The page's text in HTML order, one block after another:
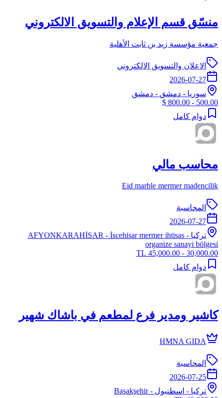
منسّق قسم الإعلام والتسويق الالكتروني
جمعية مؤسسة زيد بن ثابت الأهلية
الاعلان والتسويق الالكتروني
2026-07-27
سوريا - دمشق - دمشق
500.00 - 800.00 $
دوام كامل
محاسب مالي
Eid marble mermer madencilik
المحاسبة
2026-07-27
تركيا -
AFYONKARAHİSAR - İscehisar mermer ihtisas
organize sanayi bölgesi
30,000.00 - 45,000.00 TL
دوام كامل
كاشير ومدير فرع لمطعم في باشاك شهير
HMNA GIDA
المحاسبة
2026-07-25
تركيا - اسطنبول - Başakşehir